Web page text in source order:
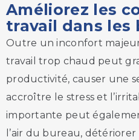
Améliorez les
travail dans les
Outre un inconfort
travail trop chaud peut
productivité, causer une
accroître le stress et
importante peut
l’air du bureau,